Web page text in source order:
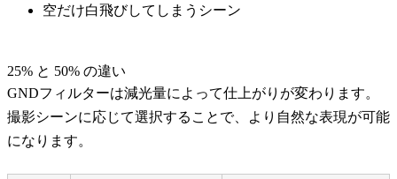
空だけ白飛びしてしまうシーン
25% と 50% の違い
GNDフィルターは減光量によって仕上がりが変わります。
撮影シーンに応じて選択することで、より自然な表現が可能
になります。